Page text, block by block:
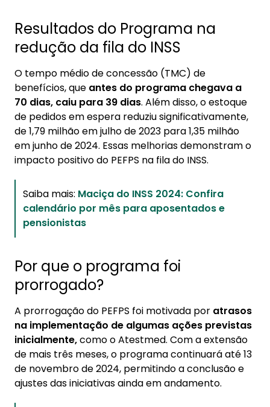
Resultados do Programa na
redução da fila do INSS
O tempo médio de concessão (TMC) de
benefícios, que antes do programa chegava a
70 dias, caiu para 39 dias. Além disso, o estoque
de pedidos em espera reduziu significativamente,
de 1,79 milhão em julho de 2023 para 1,35 milhão
em junho de 2024. Essas melhorias demonstram o
impacto positivo do PEFPS na fila do INSS.
Saiba mais: Maciça do INSS 2024: Confira
calendário por mês para aposentados e
pensionistas
Por que o programa foi
prorrogado?
A prorrogação do PEFPS foi motivada por atrasos
na implementação de algumas ações previstas
inicialmente,como o Atestmed. Com a extensão
de mais três meses, o programa continuará até 13
de novembro de 2024, permitindo a conclusão e
ajustes das iniciativas ainda em andamento.